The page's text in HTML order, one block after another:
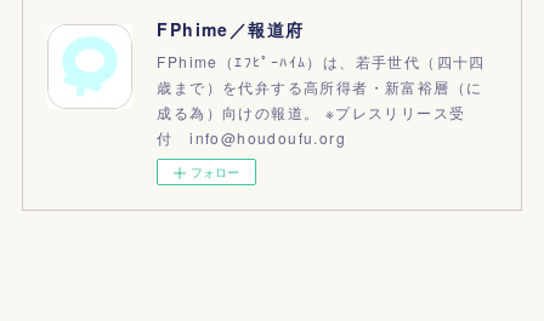
FPhime／報道府
FPhime（ｴﾌﾋﾟｰﾊｲﾑ）は、若手世代（四十四
歳まで）を代弁する高所得者・新富裕層（に
成る為）向けの報道。 ※プレスリリース受
付 info@houdoufu.org
フォロー